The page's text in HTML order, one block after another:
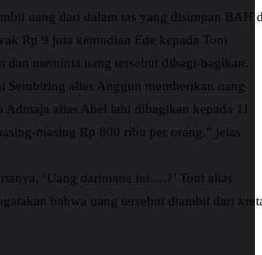
uang dari dalam tas yang disimpan BAH
Rp 9 juta kemudian Ede kepada Toni
dan meminta uang tersebut dibagi-bagikan.
Sembiring alias Anggun memberikan uang
Admaja alias Abel lalu dibagikan kepada 11
masing Rp 800 ribu per orang,” jelas
‘Uang darimana ini….?’ Toni alias
bahwa uang tersebut diambil dari